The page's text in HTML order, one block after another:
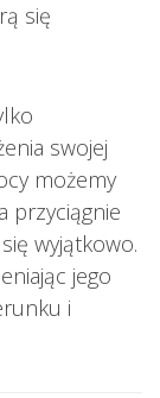
się
swojej
możemy
przyciągnie
wyjątkowo.
jego
i